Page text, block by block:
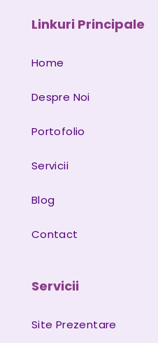
Linkuri Principale
Home
Despre Noi
Portofolio
Servicii
Blog
Contact
Servicii
Site Prezentare